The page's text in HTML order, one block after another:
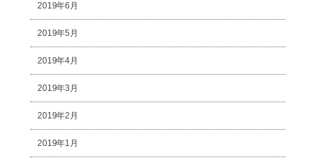
2019年6月
2019年5月
2019年4月
2019年3月
2019年2月
2019年1月